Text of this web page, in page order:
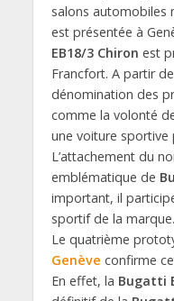
salons automobiles
est présentée à
EB18/3 Chiron est
Francfort. A partir
dénomination des
comme la volonté
une voiture sportive
L’attachement du
emblématique de
important, il
sportif de la marque.
Le quatrième
Genève confirme
En effet, la Bugatti